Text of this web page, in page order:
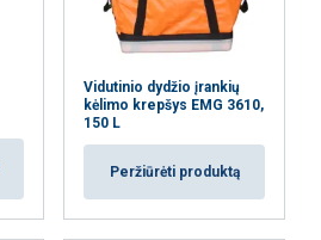
Vidutinio dydžio įrankių
kėlimo krepšys EMG 3610,
150 L
Peržiūrėti produktą